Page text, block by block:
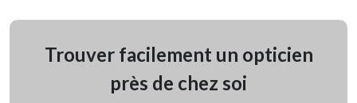
Trouver facilement un opticien
près de chez soi